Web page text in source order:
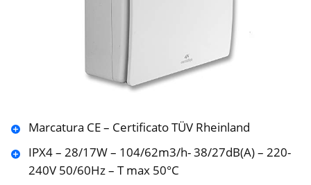
Marcatura CE – Certificato TÜV Rheinland
IPX4 – 28/17W – 104/62m3/h- 38/27dB(A) – 220-
240V 50/60Hz – T max 50°C